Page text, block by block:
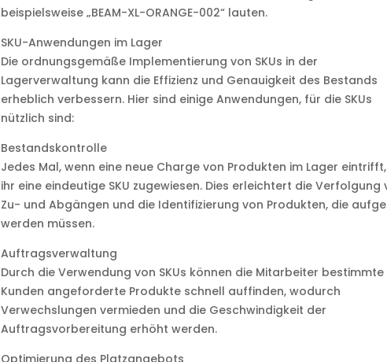
beispielsweise „BEAM-XL-ORANGE-002“ lauten.
SKU-Anwendungen im Lager
Die ordnungsgemäße Implementierung von SKUs in der
Lagerverwaltung kann die Effizienz und Genauigkeit des Bestands
erheblich verbessern. Hier sind einige Anwendungen, für die SKUs
nützlich sind:
Bestandskontrolle
Jedes Mal, wenn eine neue Charge von Produkten im Lager
ihr eine eindeutige SKU zugewiesen. Dies erleichtert die Verfolgung
Zu- und Abgängen und die Identifizierung von Produkten, die
werden müssen.
Auftragsverwaltung
Durch die Verwendung von SKUs können die Mitarbeiter bestimmte
Kunden angeforderte Produkte schnell auffinden, wodurch
Verwechslungen vermieden und die Geschwindigkeit der
Auftragsvorbereitung erhöht werden.